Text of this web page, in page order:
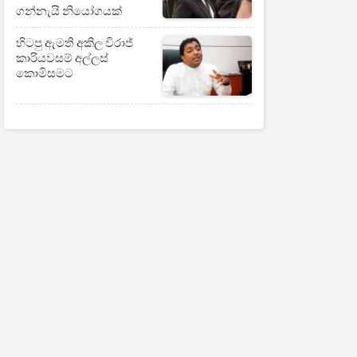
ගන්නැයි නියෝගයක්
හිටපු ඇමති අකිල විරාජ්
කාරියවසම් අල්ලස්
කොමිසමට